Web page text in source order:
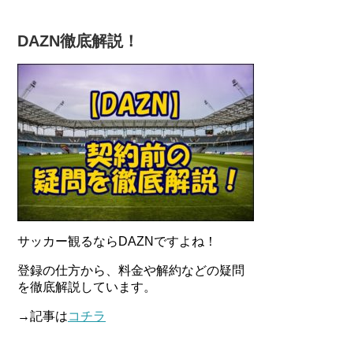
DAZN徹底解説！
サッカー観るならDAZNですよね！
登録の仕方から、料金や解約などの疑問
を徹底解説しています。
→記事はコチラ